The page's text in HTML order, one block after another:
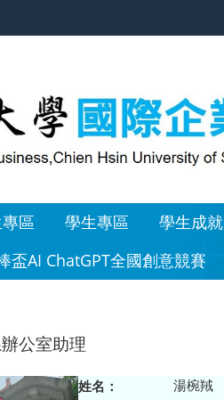
區 學生專區 學生成就
盃AI ChatGPT全國創意競賽
室助理
姓名：
湯椀羢